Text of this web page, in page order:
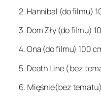
2. Hannibal (do filmu)
3. Dom Zły (do filmu)
4. Ona (do filmu) 100
5. Death Line ( bez
6. Mięśnie(bez